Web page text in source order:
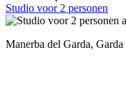
Studio voor 2 personen
Manerba del Garda, Garda